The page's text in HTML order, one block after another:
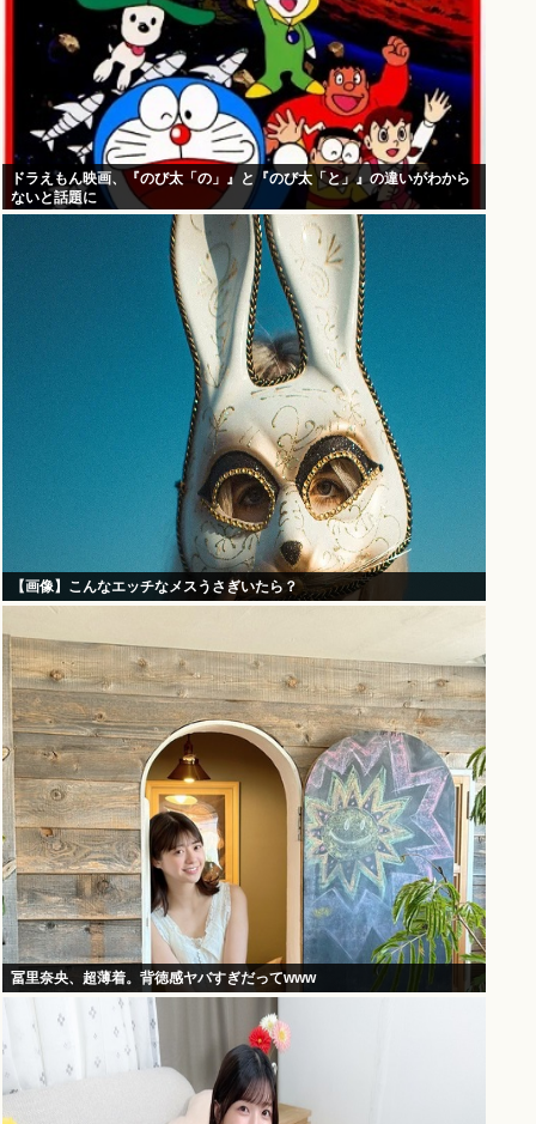
ドラえもん映画、『のび太「の」』と『のび太「と」』の違いがわから
ないと話題に
【画像】こんなエッチなメスうさぎいたら？
冨里奈央、超薄着。背徳感ヤバすぎだってwww